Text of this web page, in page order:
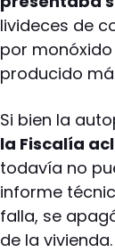
livideces de
por
producido
Si bien la
la Fiscalía
todavía no
informe
falla, se
de la vivienda.